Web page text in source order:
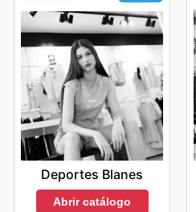
Deportes Blanes
Abrir catálogo